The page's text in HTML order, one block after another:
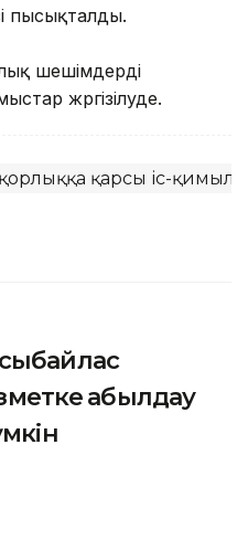
пысықталды.
шешімдерді
жүргізілуде.
қарсы іс-қимыл
қабылдау